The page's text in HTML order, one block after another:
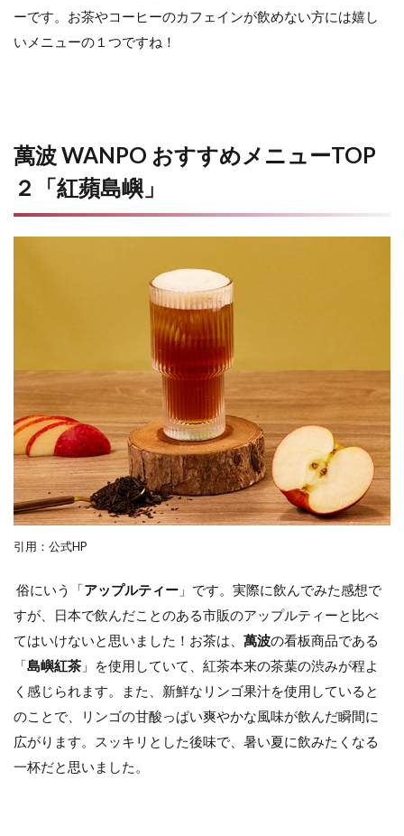
ーです。お茶やコーヒーのカフェインが飲めない方には嬉し
いメニューの１つですね！
萬波 WANPO おすすめメニューTOP
２「紅蘋島嶼」
引用：公式HP
俗にいう「アップルティー 」です。実際に飲んでみた感想で
すが、日本で飲んだことのある市販のアップルティーと比べ
てはいけないと思いました！お茶は、 萬波の看板商品である
「島嶼紅茶 」を使用していて、紅茶本来の茶葉の渋みが程よ
く感じられます。また、新鮮なリンゴ果汁を使用していると
のことで、リンゴの甘酸っぱい爽やかな風味が飲んだ瞬間に
広がります。スッキリとした後味で、暑い夏に飲みたくなる
一杯だと思いました。